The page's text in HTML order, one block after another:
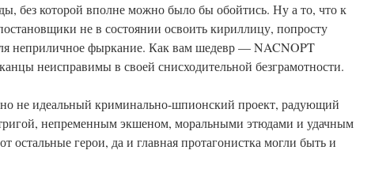
без которой вполне можно было бы обойтись. Ну а то, что к
не в состоянии освоить кириллицу, попросту
неприличное фыркание. Как вам шедевр — NACNOPT
неисправимы в своей снисходительной безграмотности.
не идеальный криминально-шпионский проект, радующий
непременным экшеном, моральными этюдами и удачным
остальные герои, да и главная протагонистка могли быть и